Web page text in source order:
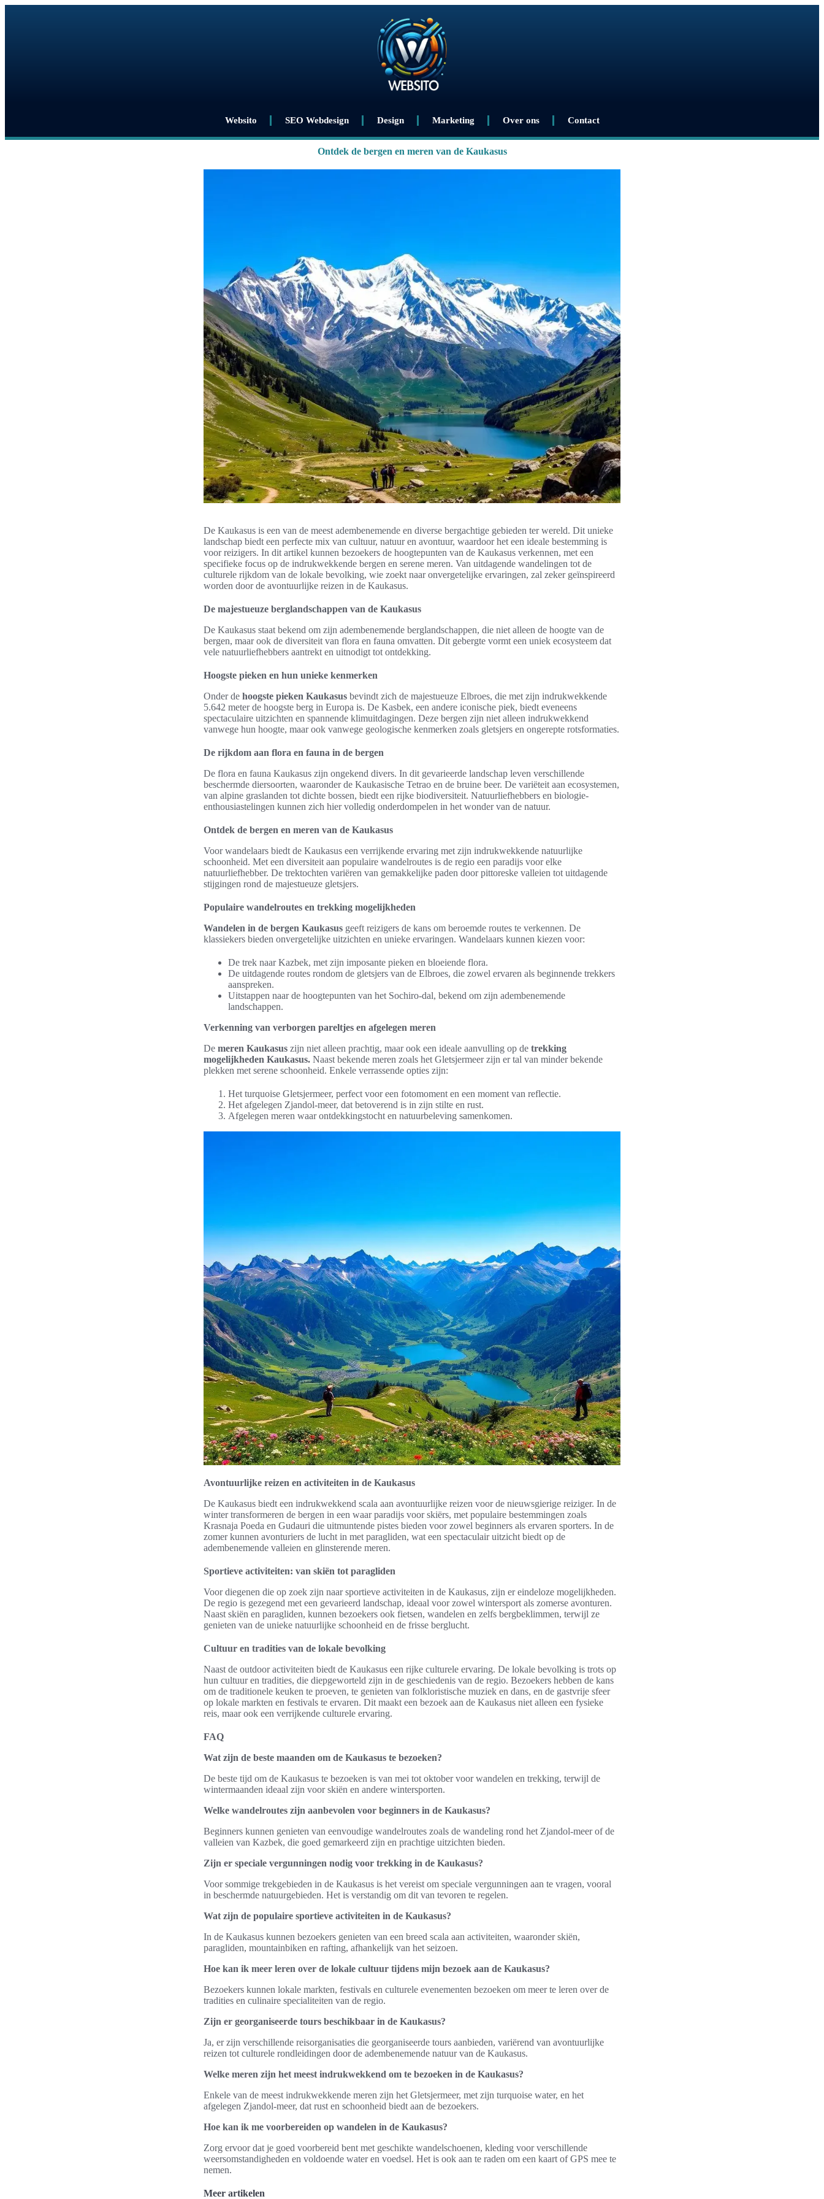
Websito SEO Webdesign Design Marketing Over ons Contact
Ontdek de bergen en meren van de Kaukasus
De Kaukasus is een van de meest adembenemende en diverse bergachtige gebieden ter wereld. Dit unieke
landschap biedt een perfecte mix van cultuur, natuur en avontuur, waardoor het een ideale bestemming is
voor reizigers. In dit artikel kunnen bezoekers de hoogtepunten van de Kaukasus verkennen, met een
specifieke focus op de indrukwekkende bergen en serene meren. Van uitdagende wandelingen tot de
culturele rijkdom van de lokale bevolking, wie zoekt naar onvergetelijke ervaringen, zal zeker geïnspireerd
worden door de avontuurlijke reizen in de Kaukasus.
De majestueuze berglandschappen van de Kaukasus
De Kaukasus staat bekend om zijn adembenemende berglandschappen, die niet alleen de hoogte van de
bergen, maar ook de diversiteit van flora en fauna omvatten. Dit gebergte vormt een uniek ecosysteem dat
vele natuurliefhebbers aantrekt en uitnodigt tot ontdekking.
Hoogste pieken en hun unieke kenmerken
Onder de hoogste pieken Kaukasus bevindt zich de majestueuze Elbroes, die met zijn indrukwekkende
5.642 meter de hoogste berg in Europa is. De Kasbek, een andere iconische piek, biedt eveneens
spectaculaire uitzichten en spannende klimuitdagingen. Deze bergen zijn niet alleen indrukwekkend
vanwege hun hoogte, maar ook vanwege geologische kenmerken zoals gletsjers en ongerepte rotsformaties.
De rijkdom aan flora en fauna in de bergen
De flora en fauna Kaukasus zijn ongekend divers. In dit gevarieerde landschap leven verschillende
beschermde diersoorten, waaronder de Kaukasische Tetrao en de bruine beer. De variëteit aan ecosystemen,
van alpine graslanden tot dichte bossen, biedt een rijke biodiversiteit. Natuurliefhebbers en biologie-
enthousiastelingen kunnen zich hier volledig onderdompelen in het wonder van de natuur.
Ontdek de bergen en meren van de Kaukasus
Voor wandelaars biedt de Kaukasus een verrijkende ervaring met zijn indrukwekkende natuurlijke
schoonheid. Met een diversiteit aan populaire wandelroutes is de regio een paradijs voor elke
natuurliefhebber. De trektochten variëren van gemakkelijke paden door pittoreske valleien tot uitdagende
stijgingen rond de majestueuze gletsjers.
Populaire wandelroutes en trekking mogelijkheden
Wandelen in de bergen Kaukasus geeft reizigers de kans om beroemde routes te verkennen. De
klassiekers bieden onvergetelijke uitzichten en unieke ervaringen. Wandelaars kunnen kiezen voor:
De trek naar Kazbek, met zijn imposante pieken en bloeiende flora.
De uitdagende routes rondom de gletsjers van de Elbroes, die zowel ervaren als beginnende trekkers
aanspreken.
Uitstappen naar de hoogtepunten van het Sochiro-dal, bekend om zijn adembenemende
landschappen.
Verkenning van verborgen pareltjes en afgelegen meren
De meren Kaukasus zijn niet alleen prachtig, maar ook een ideale aanvulling op de trekking
mogelijkheden Kaukasus. Naast bekende meren zoals het Gletsjermeer zijn er tal van minder bekende
plekken met serene schoonheid. Enkele verrassende opties zijn:
Het turquoise Gletsjermeer, perfect voor een fotomoment en een moment van reflectie.
Het afgelegen Zjandol-meer, dat betoverend is in zijn stilte en rust.
Afgelegen meren waar ontdekkingstocht en natuurbeleving samenkomen.
Avontuurlijke reizen en activiteiten in de Kaukasus
De Kaukasus biedt een indrukwekkend scala aan avontuurlijke reizen voor de nieuwsgierige reiziger. In de
winter transformeren de bergen in een waar paradijs voor skiërs, met populaire bestemmingen zoals
Krasnaja Poeda en Gudauri die uitmuntende pistes bieden voor zowel beginners als ervaren sporters. In de
zomer kunnen avonturiers de lucht in met paragliden, wat een spectaculair uitzicht biedt op de
adembenemende valleien en glinsterende meren.
Sportieve activiteiten: van skiën tot paragliden
Voor diegenen die op zoek zijn naar sportieve activiteiten in de Kaukasus, zijn er eindeloze mogelijkheden.
De regio is gezegend met een gevarieerd landschap, ideaal voor zowel wintersport als zomerse avonturen.
Naast skiën en paragliden, kunnen bezoekers ook fietsen, wandelen en zelfs bergbeklimmen, terwijl ze
genieten van de unieke natuurlijke schoonheid en de frisse berglucht.
Cultuur en tradities van de lokale bevolking
Naast de outdoor activiteiten biedt de Kaukasus een rijke culturele ervaring. De lokale bevolking is trots op
hun cultuur en tradities, die diepgeworteld zijn in de geschiedenis van de regio. Bezoekers hebben de kans
om de traditionele keuken te proeven, te genieten van folkloristische muziek en dans, en de gastvrije sfeer
op lokale markten en festivals te ervaren. Dit maakt een bezoek aan de Kaukasus niet alleen een fysieke
reis, maar ook een verrijkende culturele ervaring.
FAQ
Wat zijn de beste maanden om de Kaukasus te bezoeken?
De beste tijd om de Kaukasus te bezoeken is van mei tot oktober voor wandelen en trekking, terwijl de
wintermaanden ideaal zijn voor skiën en andere wintersporten.
Welke wandelroutes zijn aanbevolen voor beginners in de Kaukasus?
Beginners kunnen genieten van eenvoudige wandelroutes zoals de wandeling rond het Zjandol-meer of de
valleien van Kazbek, die goed gemarkeerd zijn en prachtige uitzichten bieden.
Zijn er speciale vergunningen nodig voor trekking in de Kaukasus?
Voor sommige trekgebieden in de Kaukasus is het vereist om speciale vergunningen aan te vragen, vooral
in beschermde natuurgebieden. Het is verstandig om dit van tevoren te regelen.
Wat zijn de populaire sportieve activiteiten in de Kaukasus?
In de Kaukasus kunnen bezoekers genieten van een breed scala aan activiteiten, waaronder skiën,
paragliden, mountainbiken en rafting, afhankelijk van het seizoen.
Hoe kan ik meer leren over de lokale cultuur tijdens mijn bezoek aan de Kaukasus?
Bezoekers kunnen lokale markten, festivals en culturele evenementen bezoeken om meer te leren over de
tradities en culinaire specialiteiten van de regio.
Zijn er georganiseerde tours beschikbaar in de Kaukasus?
Ja, er zijn verschillende reisorganisaties die georganiseerde tours aanbieden, variërend van avontuurlijke
reizen tot culturele rondleidingen door de adembenemende natuur van de Kaukasus.
Welke meren zijn het meest indrukwekkend om te bezoeken in de Kaukasus?
Enkele van de meest indrukwekkende meren zijn het Gletsjermeer, met zijn turquoise water, en het
afgelegen Zjandol-meer, dat rust en schoonheid biedt aan de bezoekers.
Hoe kan ik me voorbereiden op wandelen in de Kaukasus?
Zorg ervoor dat je goed voorbereid bent met geschikte wandelschoenen, kleding voor verschillende
weersomstandigheden en voldoende water en voedsel. Het is ook aan te raden om een kaart of GPS mee te
nemen.
Meer artikelen